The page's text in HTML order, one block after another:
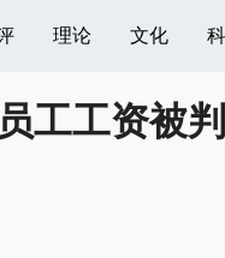
理论 文化
工工资被